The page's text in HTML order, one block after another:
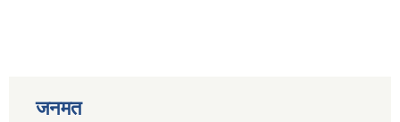
जनमत